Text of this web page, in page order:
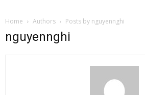
Home Authors Posts by nguyennghi
nguyennghi